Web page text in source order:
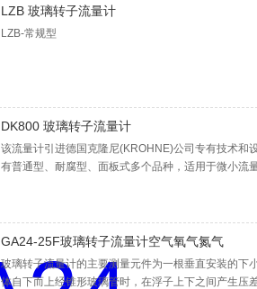
LZB 玻璃转子流量计
LZB-常规型
DK800 玻璃转子流量计
该流量计引进德国克隆尼(KROHNE)公司专有技术和
有普通型、耐腐型、面板式多个品种，适用于微小流量
GA24-25F玻璃转子流量计空气氧气氮气
玻璃转子流量计的主要测量元件为一根垂直安装的下
体自下而上经锥形玻璃管时，在浮子上下之间产生压